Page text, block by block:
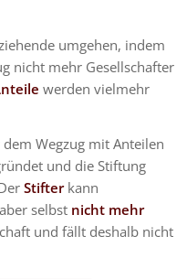
umgehen, indem
nicht mehr Gesellschafter
werden vielmehr
Wegzug mit Anteilen
und die Stiftung
Stifterkann
selbst nicht mehr
und fällt deshalb nicht